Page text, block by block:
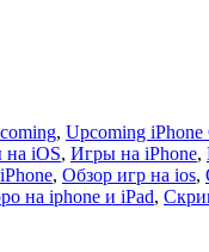
, Upcoming iPhone
iOS, Игры на iPhone,
, Обзор игр на ios,
на iphone и iPad,